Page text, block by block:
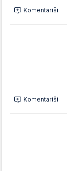
Komentariši
Komentariši